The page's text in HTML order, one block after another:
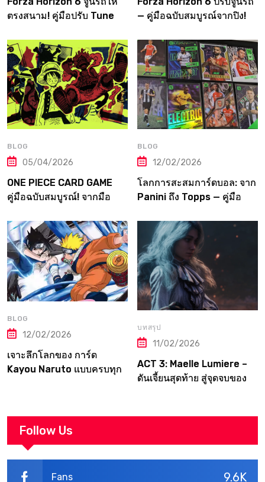
ตรงสนาม! คู่มือปรับ Tune
ทุกแห่งในญี่ปุ่น
— คู่มือฉบับสมบูรณ์จากปิง!
ถึงเมต้าระดับโปร
BLOG
05/04/2026
ONE PIECE CARD GAME
คู่มือฉบับสมบูรณ์! จากมือ
วงการการ์ด
BLOG
12/02/2026
โลกการสะสมการ์ดบอล: จาก
Panini ถึง Topps — คู่มือ
BLOG
12/02/2026
เจาะลึกโลกของ การ์ด
Kayou Naruto แบบครบทุก
บทสรุป
11/02/2026
ACT 3: Maelle Lumiere –
ดันเจี้ยนสุดท้าย สู่จุดจบของ
Follow Us
9.6K
Fans